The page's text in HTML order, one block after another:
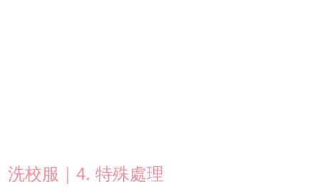
洗校服｜4. 特殊處理